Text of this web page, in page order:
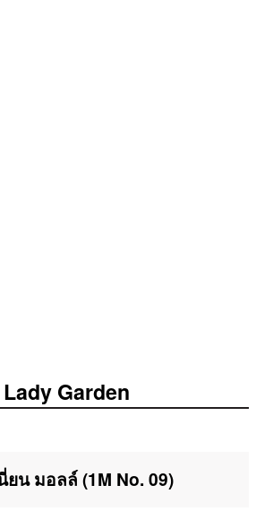
Garden
ยน มอลล์ (1M No. 09)